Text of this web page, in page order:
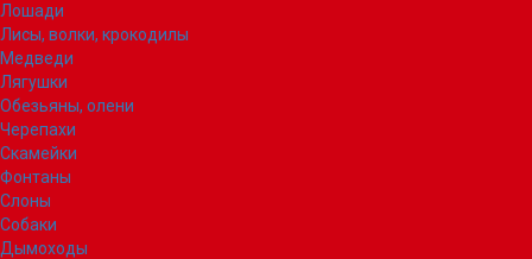
Лошади
Лисы, волки, крокодилы
Медведи
Лягушки
Обезьяны, олени
Черепахи
Скамейки
Фонтаны
Слоны
Собаки
Дымоходы